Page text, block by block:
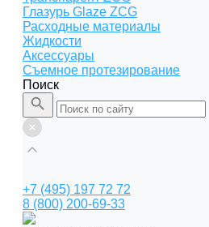
Глазурь Glaze ZCG
Расходные материалы
Жидкости
Аксессуары
Съемное протезирование
Поиск
+7 (495) 197 72 72
8 (800) 200-69-33